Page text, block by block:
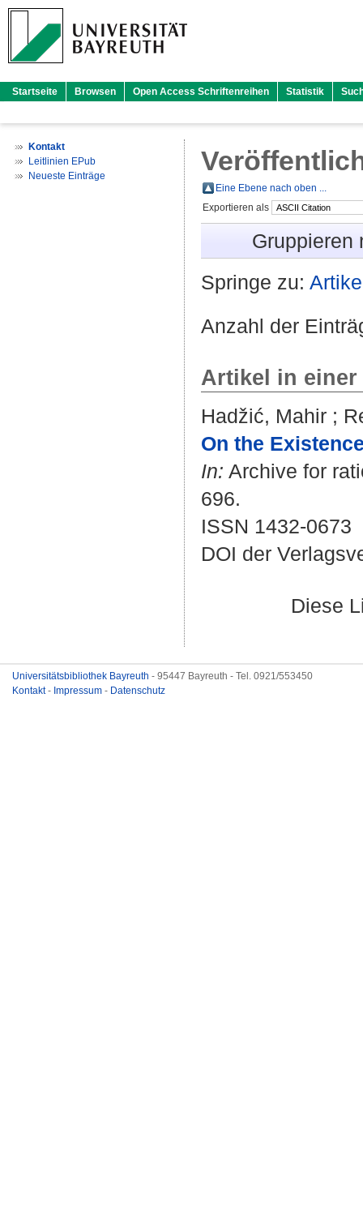
Startseite Browsen Open Access Schriftenreihen Statistik
Kontakt
Leitlinien EPub
Neueste Einträge
Eine Ebene nach oben ...
Exportieren als
Gruppieren
Springe zu:
Anzahl der
Artikel in
Hadžić, Mahir ;
On the
In: Archive for
696.
ISSN 1432-0673
DOI der
Diese
Universitätsbibliothek Bayreuth - 95447 Bayreuth - Tel. 0921/553450
Kontakt- Impressum - Datenschutz